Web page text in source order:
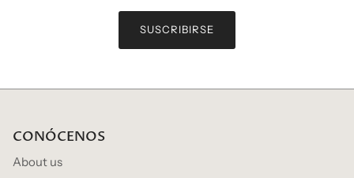
SUSCRIBIRSE
CONÓCENOS
About us